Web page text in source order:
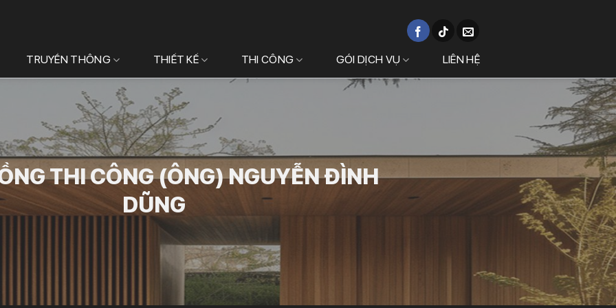
TRUYỀN THÔNG THIẾT KẾ THI CÔNG GÓI DỊCH VỤ LIÊN HỆ
THI CÔNG (ÔNG) NGUYỄN ĐÌNH
DŨNG